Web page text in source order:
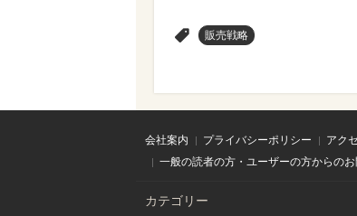
販売戦略
会社案内 プライバシーポリシー アク
一般の読者の方・ユーザーの方からの
カテゴリー